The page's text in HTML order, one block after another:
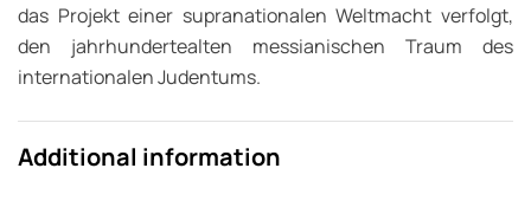
das Projekt einer supranationalen Weltmacht verfolgt,
den jahrhundertealten messianischen Traum des
internationalen Judentums.
Additional information